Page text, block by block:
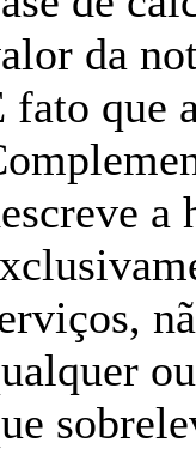
da
fato que
a